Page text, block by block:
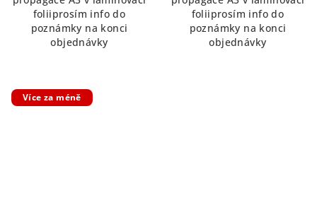
foliiprosím info do
poznámky na konci
objednávky
foliiprosím info do
poznámky na konci
objednávky
Více za méně